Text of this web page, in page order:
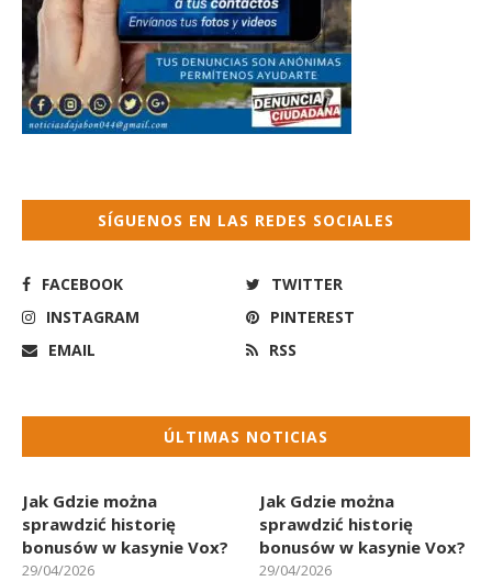
SÍGUENOS EN LAS REDES SOCIALES
FACEBOOK
TWITTER
INSTAGRAM
PINTEREST
EMAIL
RSS
ÚLTIMAS NOTICIAS
Jak Gdzie można
sprawdzić historię
bonusów w kasynie Vox?
29/04/2026
Jak Gdzie można
sprawdzić historię
bonusów w kasynie Vox?
29/04/2026